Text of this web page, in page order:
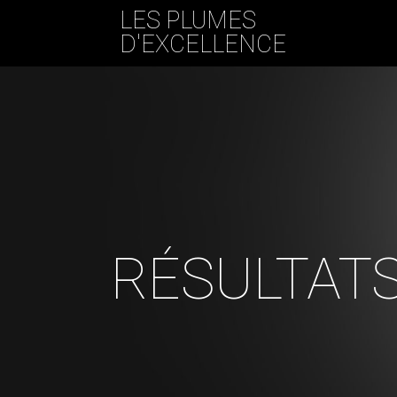
LES PLUMES
D'EXCELLENCE